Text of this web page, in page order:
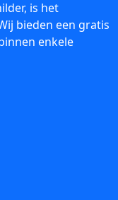
is het
bieden een gratis
enkele